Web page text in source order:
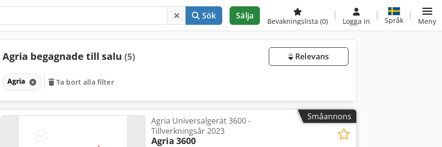
Sök Sälja
Bevakningslista (0) Logga in Språk Meny
Agria begagnade till salu (5) Relevans
Agria Ta bort alla filter
Småannons
Agria Universalgerät 3600 -
Tillverkningsår 2023
Agria 3600